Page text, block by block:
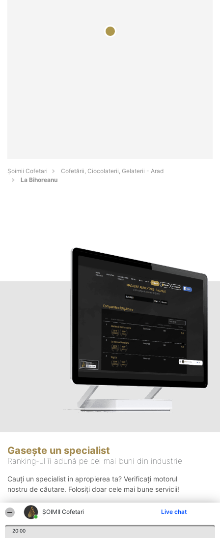
ȘOIMII Cofetari Live chat
20:00
Șoimii Cofetari
Cofetării, Ciocolaterii, Gelaterii - Arad
La Bihoreanu
Gasește un specialist
Ranking-ul îi adună pe cei mai buni din industrie
Cauți un specialist in apropierea ta? Verificați motorul
nostru de căutare. Folosiți doar cele mai bune servicii!